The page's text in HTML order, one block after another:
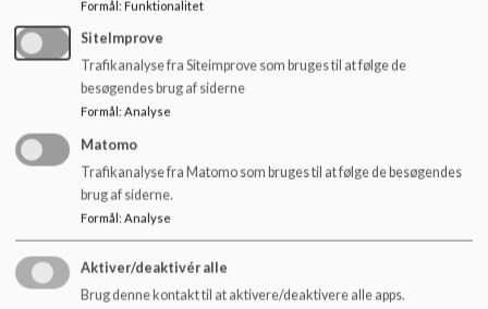
Referat af skolebestyrelsesmøde den 4. maj 2026
Lindevangskolen
P. G. Ramms Alle 26, 2000 Frb.
lindevangskolen@frederiksberg.dk
+45 38210750
EAN NR.
5798009171962
webtilgængelighed
Formål: Funktionalitet
SiteImprove
Trafikanalyse fra Siteimprove som bruges til at følge de
besøgendes brug af siderne
Formål : Analyse
Matomo
Trafikanalyse fra Matomo som bruges til at følge de besøgendes
brug af siderne.
Formål: Analyse
Aktiver/deaktivér alle
Brug denne kontakt til at aktivere/deaktivere alle apps.